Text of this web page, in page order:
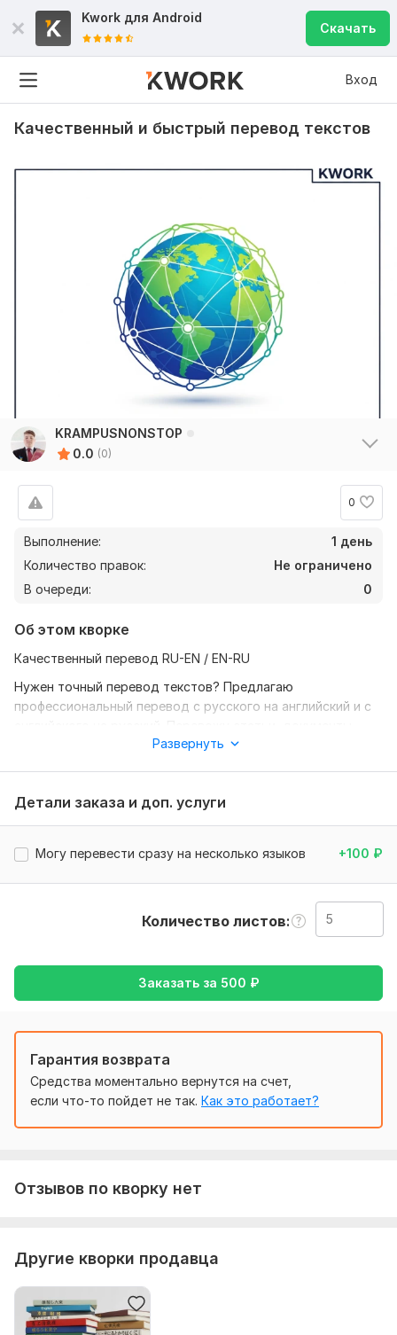
Kwork для Android
Скачать
Вход
Качественный и быстрый перевод текстов
KRAMPUSNONSTOP
0.0 (0)
0
Выполнение:
1 день
Количество правок:
Не ограничено
В очереди:
0
Об этом кворке
Качественный перевод RU-EN / EN-RU
Нужен точный перевод текстов? Предлагаю
профессиональный перевод с русского на английский и с
посты, обзоры, инструкции. Гарантирую грамотность,
Нужно для заказа:
сделать, если для работы нужны файлы то пришлите их
Чем больше точностей, тем быстрее я все сделаю!
Культура и искусство,
с Русского на Английский
Объем услуги в кворке:
Развернуть
Детали заказа и доп. услуги
Могу перевести сразу на несколько языков +100 ₽
Количество листов
Заказать за 500 ₽
Гарантия возврата
Средства моментально вернутся на счет,
если что-то пойдет не так. Как это работает?
Отзывов по кворку нет
Другие кворки продавца